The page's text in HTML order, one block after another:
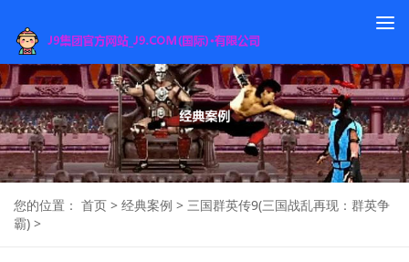
您的位置： 首页 > 经典案例 > 三国群英传9(三国战乱再现：群英争
霸) >